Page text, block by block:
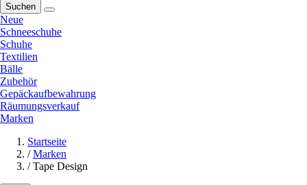
Suchen
Neue
Schneeschuhe
Schuhe
Textilien
Bälle
Zubehör
Gepäckaufbewahrung
Räumungsverkauf
Marken
Startseite
/ Marken
/ Tape Design